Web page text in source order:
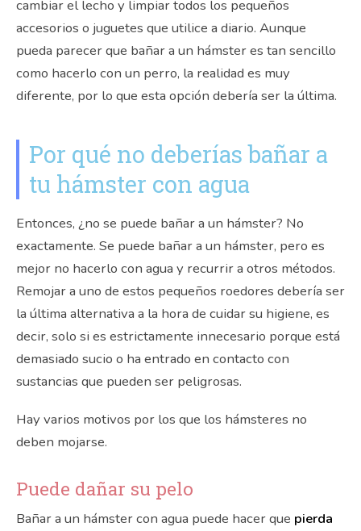
cambiar el lecho y limpiar todos los pequeños
accesorios o juguetes que utilice a diario. Aunque
pueda parecer que bañar a un hámster es tan sencillo
como hacerlo con un perro, la realidad es muy
diferente, por lo que esta opción debería ser la última.
Por qué no deberías bañar a
tu hámster con agua
Entonces, ¿no se puede bañar a un hámster? No
exactamente. Se puede bañar a un hámster, pero es
mejor no hacerlo con agua y recurrir a otros métodos.
Remojar a uno de estos pequeños roedores debería ser
la última alternativa a la hora de cuidar su higiene, es
decir, solo si es estrictamente innecesario porque está
demasiado sucio o ha entrado en contacto con
sustancias que pueden ser peligrosas.
Hay varios motivos por los que los hámsteres no
deben mojarse.
Puede dañar su pelo
Bañar a un hámster con agua puede hacer que pierda